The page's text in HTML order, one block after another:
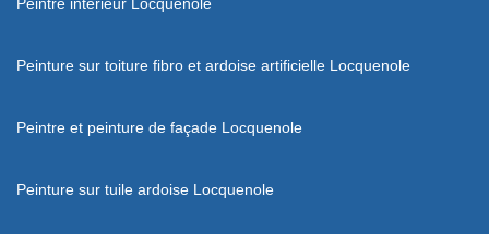
Peinture sur toiture fibro et ardoise artificielle Locquenole
Peintre et peinture de façade Locquenole
Peinture sur tuile ardoise Locquenole